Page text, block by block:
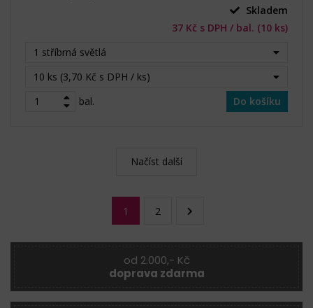
Skladem
37 Kč s DPH / bal. (10 ks)
1 stříbrná světlá
10 ks (3,70 Kč s DPH / ks)
bal.
Do košíku
Načíst další
1 2
od 2.000,- Kč
doprava zdarma